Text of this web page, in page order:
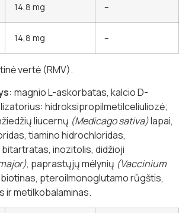
14,8 mg –
14,8 mg –
vertė (RMV).
magnio L-askorbatas, kalcio D-
hidroksipropilmetilceliuliozė;
liucernų (Medicago sativa)lapai,
tiamino hidrochloridas,
inozitolis, didžioji
, paprastųjų mėlynių (Vaccinium
pteroilmonoglutamo rūgštis,
ir metilkobalaminas.